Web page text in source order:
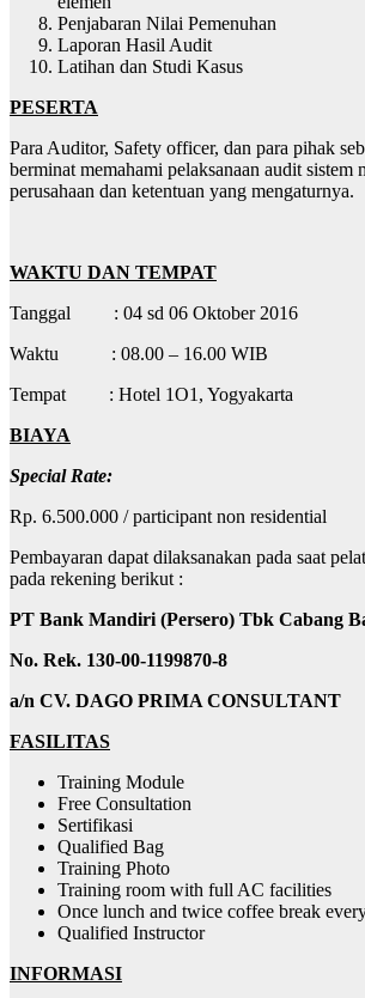
Penjabaran Nilai Pemenuhan
Laporan Hasil Audit
Latihan dan Studi Kasus
PESERTA
Para Auditor, Safety officer, dan para pihak
berminat memahami pelaksanaan audit sistem
perusahaan dan ketentuan yang mengaturnya.
WAKTU DAN TEMPAT
Tanggal : 04 sd 06 Oktober 2016
Waktu : 08.00 – 16.00 WIB
Tempat : Hotel 1O1, Yogyakarta
BIAYA
Special Rate:
Rp. 6.500.000 / participant non residential
Pembayaran dapat dilaksanakan pada saat
pada rekening berikut :
PT Bank Mandiri (Persero) Tbk Cabang
No. Rek. 130-00-1199870-8
a/n CV. DAGO PRIMA CONSULTANT
FASILITAS
Training Module
Free Consultation
Sertifikasi
Qualified Bag
Training Photo
Training room with full AC facilities
Once lunch and twice coffee break
Qualified Instructor
INFORMASI